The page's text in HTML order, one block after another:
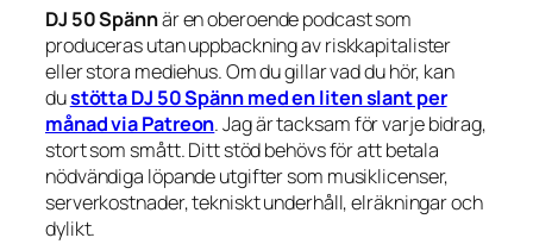
DJ 50 Spännär en oberoende podcast som
produceras utan uppbackning av riskkapitalister
eller stora mediehus. Om du gillar vad du hör, kan
dustötta DJ 50 Spänn med en liten slant per
månad via Patreon. Jag är tacksam för varje bidrag,
stort som smått. Ditt stöd behövs för att betala
nödvändiga löpande utgifter som musiklicenser,
serverkostnader, tekniskt underhåll, elräkningar och
dylikt.